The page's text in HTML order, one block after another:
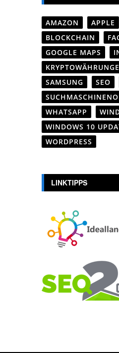
AMAZON APPLE
BLOCKCHAIN
GOOGLE MAPS
SAMSUNG
SEO
WHATSAPP
WINDOWS 10
WORDPRESS
LINKTIPPS